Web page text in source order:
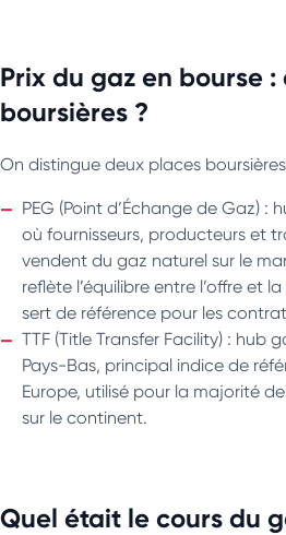
économies significatives en
vos travaux etvous ne payez pas
Prix du gaz en bourse
boursières ?
On distingue deux places
PEG (Point d’Échange de Gaz) :
où fournisseurs, producteurs et
vendent du gaz naturel sur le
reflète l’équilibre entre l’offre et
sert de référence pour les
TTF (Title Transfer Facility) : hub
Pays-Bas, principal indice de
Europe, utilisé pour la majorité
sur le continent.
Quel était le cours du